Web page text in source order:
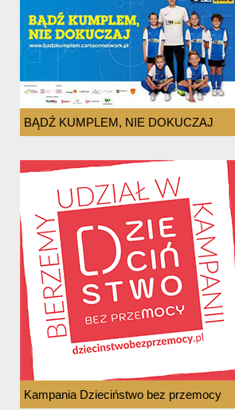
BĄDŹ KUMPLEM, NIE DOKUCZAJ
Kampania Dzieciństwo bez przemocy